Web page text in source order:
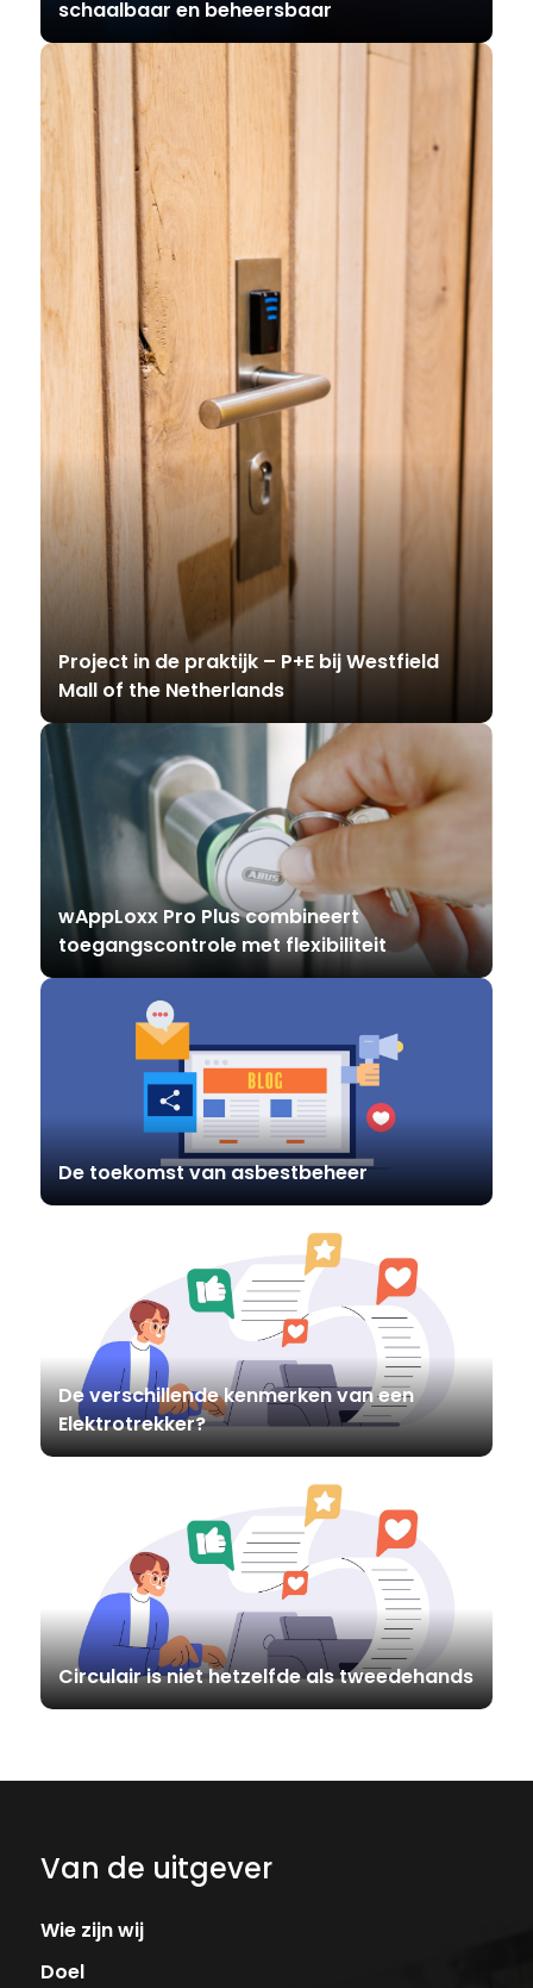
schaalbaar en beheersbaar
Project in de praktijk – P+E bij Westfield
Mall of the Netherlands
wAppLoxx Pro Plus combineert
toegangscontrole met flexibiliteit
De toekomst van asbestbeheer
De verschillende kenmerken van een
Elektrotrekker?
Circulair is niet hetzelfde als tweedehands
Van de uitgever
Wie zijn wij
Doel